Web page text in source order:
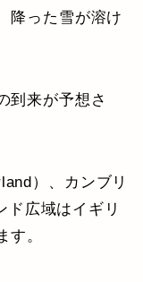
降った雪が溶け
到来が予想さ
）、カンブリ
ド広域はイギリ
す。